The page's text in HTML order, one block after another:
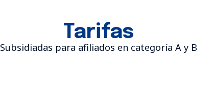
Tarifas
Subsidiadas para afiliados en categoría A y B